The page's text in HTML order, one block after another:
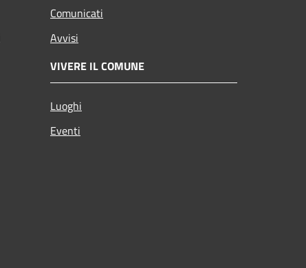
Comunicati
Avvisi
VIVERE IL COMUNE
Luoghi
Eventi